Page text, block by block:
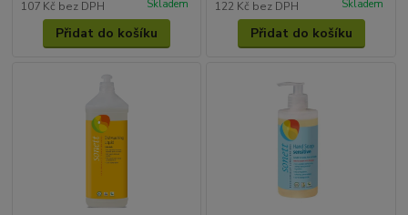
107 Kč bez DPH Skladem
Přidat do košíku
122 Kč bez DPH Skladem
Přidat do košíku